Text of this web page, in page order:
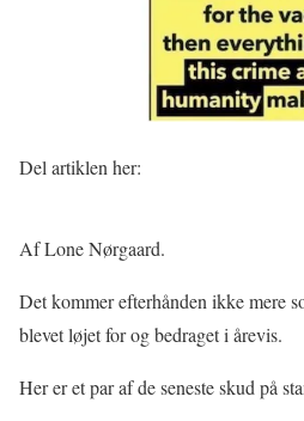
Del artiklen her:
Af Lone Nørgaard.
Det kommer efterhånden ikke mere
blevet løjet for og bedraget i årevis.
Her er et par af de seneste skud på